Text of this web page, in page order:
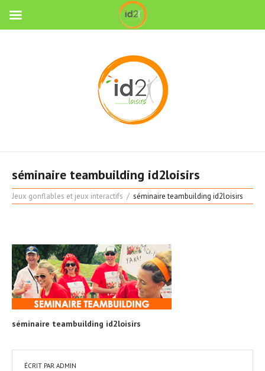
séminaire teambuilding id2loisirs
Jeux gonflables et jeux interactifs séminaire teambuilding id2loisirs
séminaire teambuilding id2loisirs
ÉCRIT PAR ADMIN